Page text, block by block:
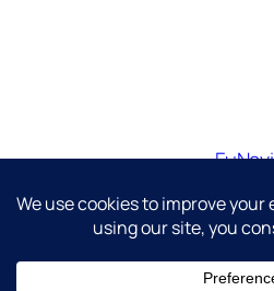
FuNavi
Just another